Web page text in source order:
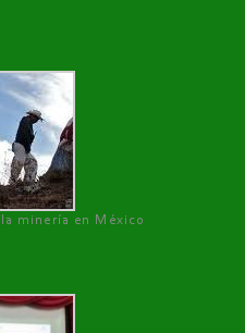
minería en México